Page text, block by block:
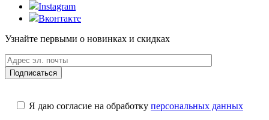
Instagram
Вконтакте
Узнайте первыми о новинках и скидках
Я даю согласие на обработку персональных данных